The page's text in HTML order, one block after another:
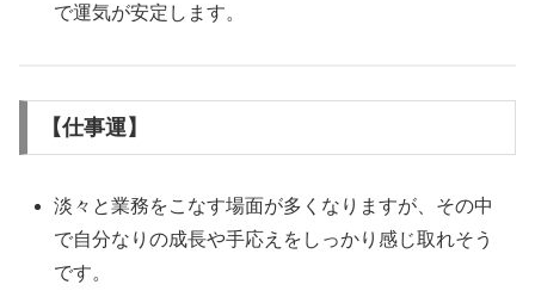
で運気が安定します。
【仕事運】
淡々と業務をこなす場面が多くなりますが、その中
で自分なりの成長や手応えをしっかり感じ取れそう
です。